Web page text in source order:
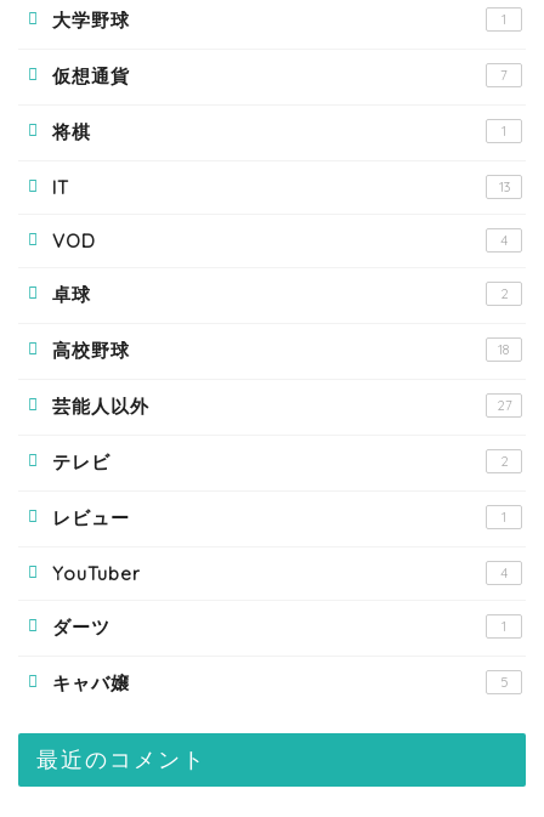
大学野球 1
仮想通貨 7
将棋 1
IT 13
VOD 4
卓球 2
高校野球 18
芸能人以外 27
テレビ 2
レビュー 1
YouTuber 4
ダーツ 1
キャバ嬢 5
最近のコメント